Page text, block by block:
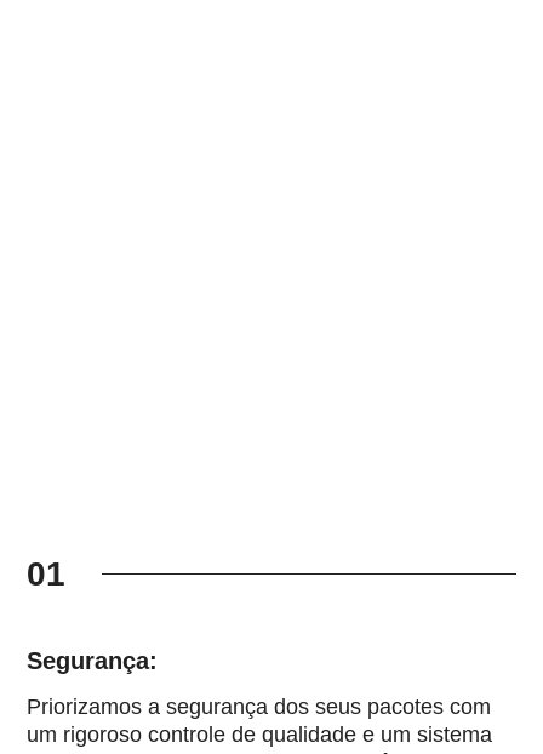
01
Segurança:
Priorizamos a segurança dos seus pacotes com
um rigoroso controle de qualidade e um sistema